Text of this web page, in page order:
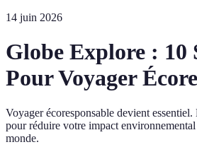
14 juin 2026
Globe Explore : 10
Pour Voyager
Voyager écoresponsable devient
pour réduire votre impact
monde.